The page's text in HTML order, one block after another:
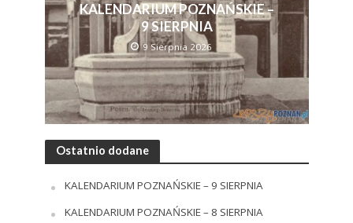
KALENDARIUM POZNAŃSKIE –
9 SIERPNIA
9 Sierpnia 2026
Ostatnio dodane
KALENDARIUM POZNAŃSKIE – 9 SIERPNIA
KALENDARIUM POZNAŃSKIE – 8 SIERPNIA